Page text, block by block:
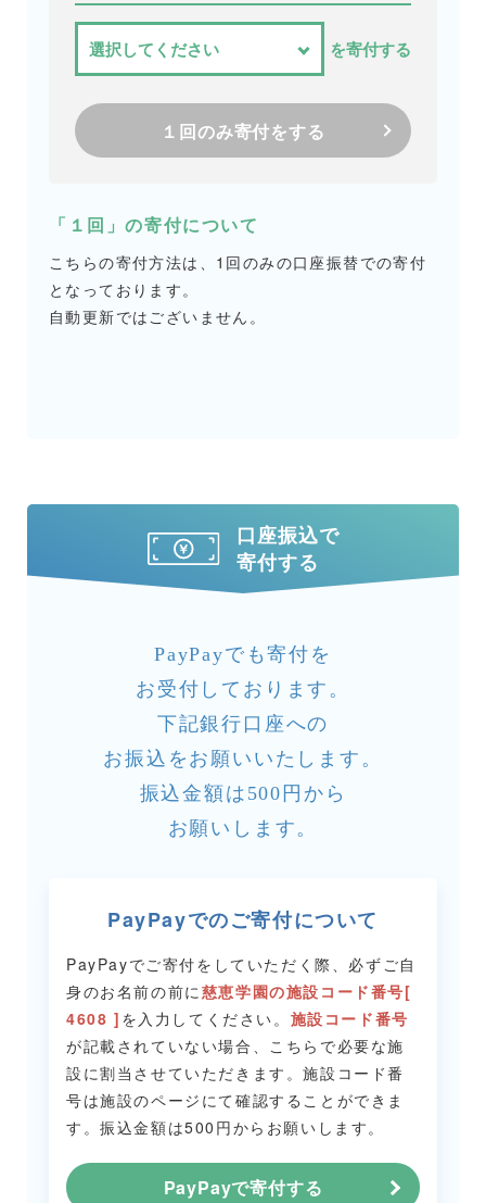
を寄付する
１回のみ寄付をする
「１回」の寄付について
こちらの寄付方法は、1回のみの口座振替での寄付
となっております。
自動更新ではございません。
口座振込で
寄付する
PayPayでも寄付を
お受付しております。
下記銀行口座への
お振込をお願いいたします。
振込金額は500円から
お願いします。
PayPayでのご寄付について
PayPayでご寄付をしていただく際、必ずご自
身のお名前の前に慈恵学園の施設コード番号[
4608 ] を入力してください。 施設コード番号
が記載されていない場合、こちらで必要な施
設に割当させていただきます。施設コード番
号は施設のページにて確認することができま
す。振込金額は500円からお願いします。
PayPayで寄付する